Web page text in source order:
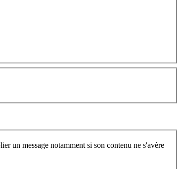
un message notamment si son contenu ne s'avère